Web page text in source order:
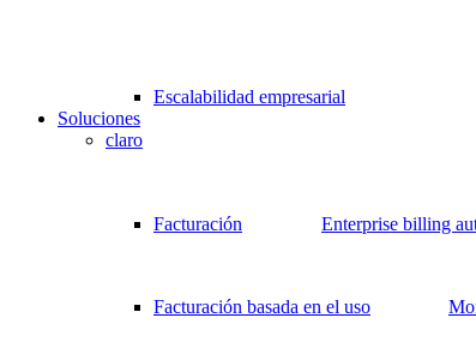
Escalabilidad empresarial
Soluciones
claro
Facturación Enterprise billing
Facturación basada en el uso